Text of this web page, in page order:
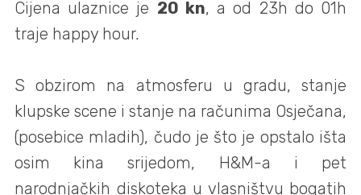
Cijena ulaznice je 20 kn, a od 23h do 01h
traje happy hour.
S obzirom na atmosferu u gradu, stanje
klupske scene i stanje na računima Osječana,
(posebice mladih), čudo je što je opstalo išta
osim kina srijedom, H&M-a i pet
narodnjačkih diskoteka u vlasništvu bogatih